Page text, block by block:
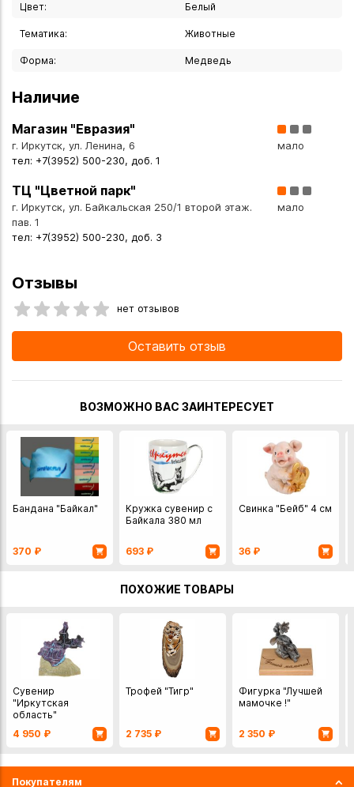
для любого интерьера.
в указанных ниже магазинах в Иркутске и в Ангарске, а
курьером по Иркутску или транспортной компанией по
Цвет: Белый
Тематика: Животные
Форма: Медведь
Наличие
Магазин "Евразия"
г. Иркутск, ул. Ленина, 6
тел: +7(3952) 500-230, доб. 1
мало
ТЦ "Цветной парк"
г. Иркутск, ул. Байкальская 250/1 второй этаж.
пав. 1
тел: +7(3952) 500-230, доб. 3
мало
Отзывы
нет отзывов
Оставить отзыв
ВОЗМОЖНО ВАС ЗАИНТЕРЕСУЕТ
Бандана "Байкал"
370 ₽
Кружка сувенир с
Байкала 380 мл
693 ₽
Свинка "Бейб" 4 см
36 ₽
ПОХОЖИЕ ТОВАРЫ
Сувенир
"Иркутская
область"
чароит 14 см
4 950 ₽
Трофей "Тигр"
2 735 ₽
Фигурка "Лучшей
мамочке !"
2 350 ₽
Покупателям